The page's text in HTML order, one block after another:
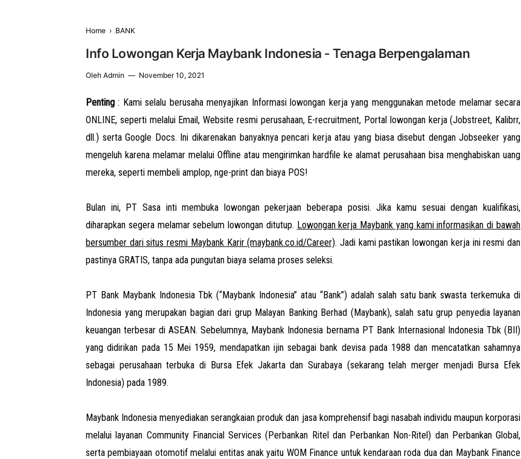
Home › BANK
Info Lowongan Kerja Maybank Indonesia - Tenaga Berpengalaman
Oleh Admin November 10, 2021
Penting : Kami selalu berusaha menyajikan Informasi lowongan kerja yang menggunakan metode melamar secara
ONLINE, seperti melalui Email, Website resmi perusahaan, E-recruitment, Portal lowongan kerja (Jobstreet, Kalibrr,
dll.) serta Google Docs. Ini dikarenakan banyaknya pencari kerja atau yang biasa disebut dengan Jobseeker yang
mengeluh karena melamar melalui Offline atau mengirimkan hardfile ke alamat perusahaan bisa menghabiskan uang
mereka, seperti membeli amplop, nge-print dan biaya POS!
Bulan ini, PT Sasa inti membuka lowongan pekerjaan beberapa posisi. Jika kamu sesuai dengan kualifikasi,
diharapkan segera melamar sebelum lowongan ditutup. Lowongan kerja Maybank yang kami informasikan di bawah
bersumber dari situs resmi Maybank Karir (maybank.co.id/Career). Jadi kami pastikan lowongan kerja ini resmi dan
pastinya GRATIS, tanpa ada pungutan biaya selama proses seleksi.
PT Bank Maybank Indonesia Tbk (“Maybank Indonesia” atau “Bank”) adalah salah satu bank swasta terkemuka di
Indonesia yang merupakan bagian dari grup Malayan Banking Berhad (Maybank), salah satu grup penyedia layanan
keuangan terbesar di ASEAN. Sebelumnya, Maybank Indonesia bernama PT Bank Internasional Indonesia Tbk (BII)
yang didirikan pada 15 Mei 1959, mendapatkan ijin sebagai bank devisa pada 1988 dan mencatatkan sahamnya
sebagai perusahaan terbuka di Bursa Efek Jakarta dan Surabaya (sekarang telah merger menjadi Bursa Efek
Indonesia) pada 1989.
Maybank Indonesia menyediakan serangkaian produk dan jasa komprehensif bagi nasabah individu maupun korporasi
melalui layanan Community Financial Services (Perbankan Ritel dan Perbankan Non-Ritel) dan Perbankan Global,
serta pembiayaan otomotif melalui entitas anak yaitu WOM Finance untuk kendaraan roda dua dan Maybank Finance